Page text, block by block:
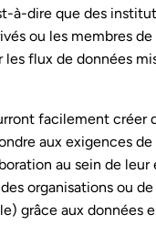
à-dire que des
ou les membres
flux de données
facilement créer
aux exigences
au sein de
organisations ou
grâce aux données